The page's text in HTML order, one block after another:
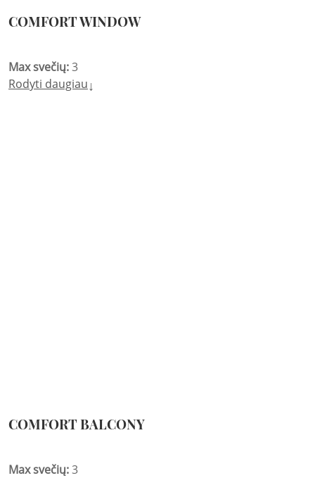
COMFORT WINDOW
Max svečių:3
Rodyti daugiau
COMFORT BALCONY
Max svečių:3